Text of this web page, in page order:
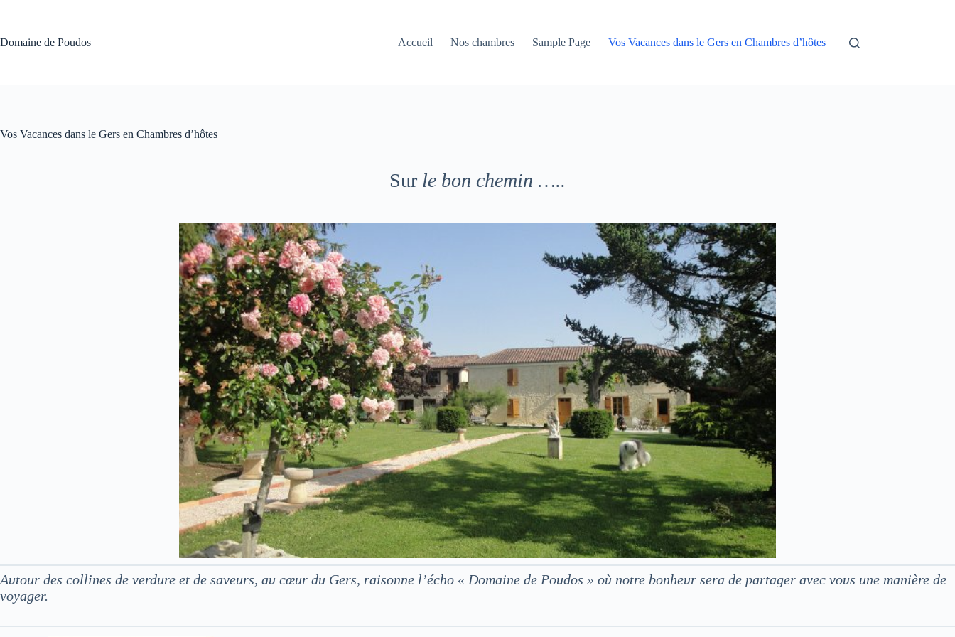
Domaine de Poudos
Accueil Nos chambres Sample Page Vos Vacances dans le Gers en Chambres d’hôtes
Vos Vacances dans le Gers en Chambres d’hôtes
Sur le bon chemin …..
Autour des collines de verdure et de saveurs, au cœur du Gers, raisonne l’écho « Domaine de Poudos » où notre bonheur sera de partager avec vous une manière de
voyager.